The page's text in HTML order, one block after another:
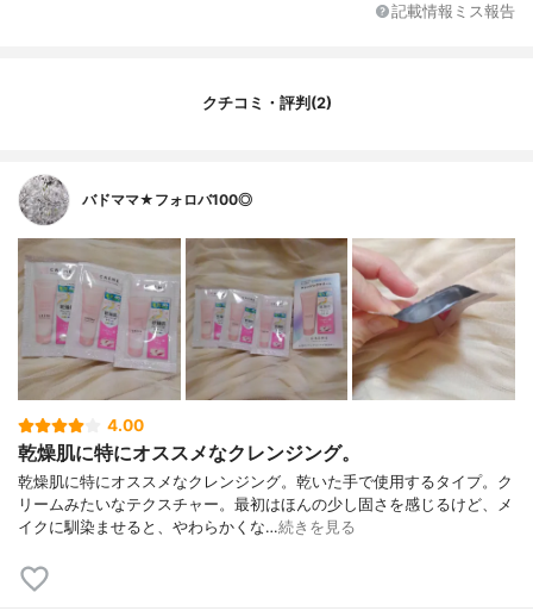
ン、タウリン、アラニン、アスパラギン酸N
ロリン、ロイシン、イノシン酸2Na、グア
タベブイアインペチギノサ樹皮エキス、ト
ステアリン酸スクロース、オクタステアリ
ン酸ポリグリセリル－6、イソステアリン酸
PEG-6、BG、ヒドロキシプロピルシクロデ
キストリン、エチルヘキシルグリセリン、
フェノキシエタノール、ブチルカルバミン
酸ヨウ化プロピニル
記載情報ミス報告
クチコミ・評判(2)
バドママ★フォロバ100◎
4.00
乾燥肌に特にオススメなクレンジング。
乾燥肌に特にオススメなクレンジング。乾いた手で使用するタイプ。ク
リームみたいなテクスチャー。最初はほんの少し固さを感じるけど、メ
イクに馴染ませると、やわらかくな…続きを見る